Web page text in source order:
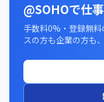
@SOHOで仕
手数料0%・登録無
スの方も企業の方も